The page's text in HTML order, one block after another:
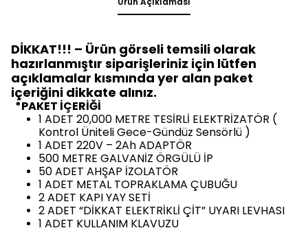
DİKKAT!!! – Ürün görseli temsili olarak
hazırlanmıştır siparişleriniz için lütfen
açıklamalar kısmında yer alan paket
içeriğini dikkate alınız.
*PAKET İÇERİĞİ
1 ADET 20,000 METRE TESİRLİ ELEKTRİZATÖR (
Kontrol Üniteli Gece-Gündüz Sensörlü )
1 ADET 220V – 2Ah ADAPTÖR
500 METRE GALVANİZ ÖRGÜLÜ İP
50 ADET AHŞAP İZOLATÖR
1 ADET METAL TOPRAKLAMA ÇUBUĞU
2 ADET KAPI YAY SETİ
2 ADET “DİKKAT ELEKTRİKLİ ÇİT” UYARI LEVHASI
1 ADET KULLANIM KLAVUZU